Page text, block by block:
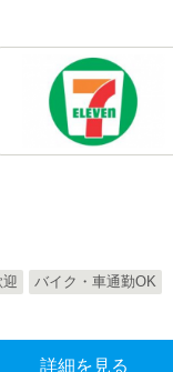
迎
バイク・車通勤OK
詳細を見る